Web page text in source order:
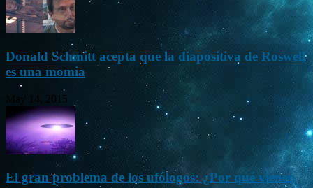
Donald Schmitt acepta que la diapositiva de Roswell
es una momia
May 14, 2015
El gran problema de los ufólogos: ¿Por qué vienen